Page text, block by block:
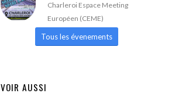
Charleroi Espace Meeting
Européen (CEME)
Tous les évenements
VOIR AUSSI